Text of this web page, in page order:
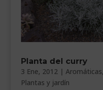
Planta del curry
3 Ene, 2012| Aromáticas,
Plantas y jardín